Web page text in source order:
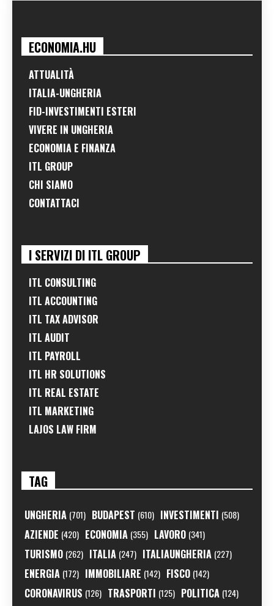
ECONOMIA.HU
ATTUALITÀ
ITALIA-UNGHERIA
FID-INVESTIMENTI ESTERI
VIVERE IN UNGHERIA
ECONOMIA E FINANZA
ITL GROUP
CHI SIAMO
CONTATTACI
I SERVIZI DI ITL GROUP
ITL CONSULTING
ITL ACCOUNTING
ITL TAX ADVISOR
ITL AUDIT
ITL PAYROLL
ITL HR SOLUTIONS
ITL REAL ESTATE
ITL MARKETING
LAJOS LAW FIRM
TAG
UNGHERIA (701) BUDAPEST (610) INVESTIMENTI (508)
AZIENDE (420) ECONOMIA (355) LAVORO (341)
TURISMO (262) ITALIA (247) ITALIAUNGHERIA (227)
ENERGIA (172) IMMOBILIARE (142) FISCO (142)
CORONAVIRUS (126) TRASPORTI (125) POLITICA (124)